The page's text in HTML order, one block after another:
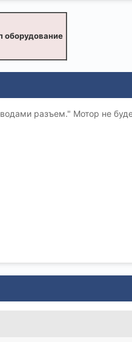
оборудование
разъем." Мотор не